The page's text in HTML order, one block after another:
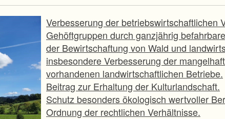
Verbesserung der betriebswirtschaftlichen
Gehöftgruppen durch ganzjährig
der Bewirtschaftung von Wald und
insbesondere Verbesserung der
vorhandenen landwirtschaftlichen Betriebe.
Beitrag zur Erhaltung der Kulturlandschaft.
Schutz besonders ökologisch wertvoller
Ordnung der rechtlichen Verhältnisse.